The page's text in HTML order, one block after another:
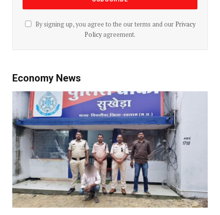
By signing up, you agree to the our terms and our Privacy
Policyagreement.
Economy News